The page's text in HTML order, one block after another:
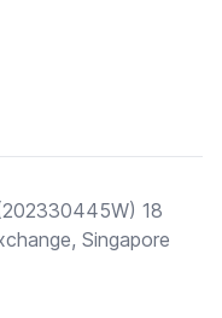
18
Singapore